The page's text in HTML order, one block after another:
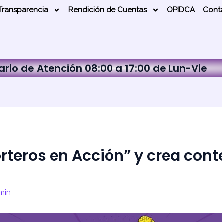
Rendición de Cuentas OPIDCA
de Atención 08:00 a 17:00 de Lun-Vie
en Acción” y crea